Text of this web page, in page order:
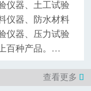
仪器、土工试验
仪器、防水材料
仪器、压力试验
百种产品。…
查看更多 